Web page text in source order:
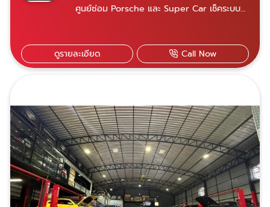
ศูนย์ซ่อม Porsche และ Super Car เช็คระบบ
ดูรายละเอียด Call Now